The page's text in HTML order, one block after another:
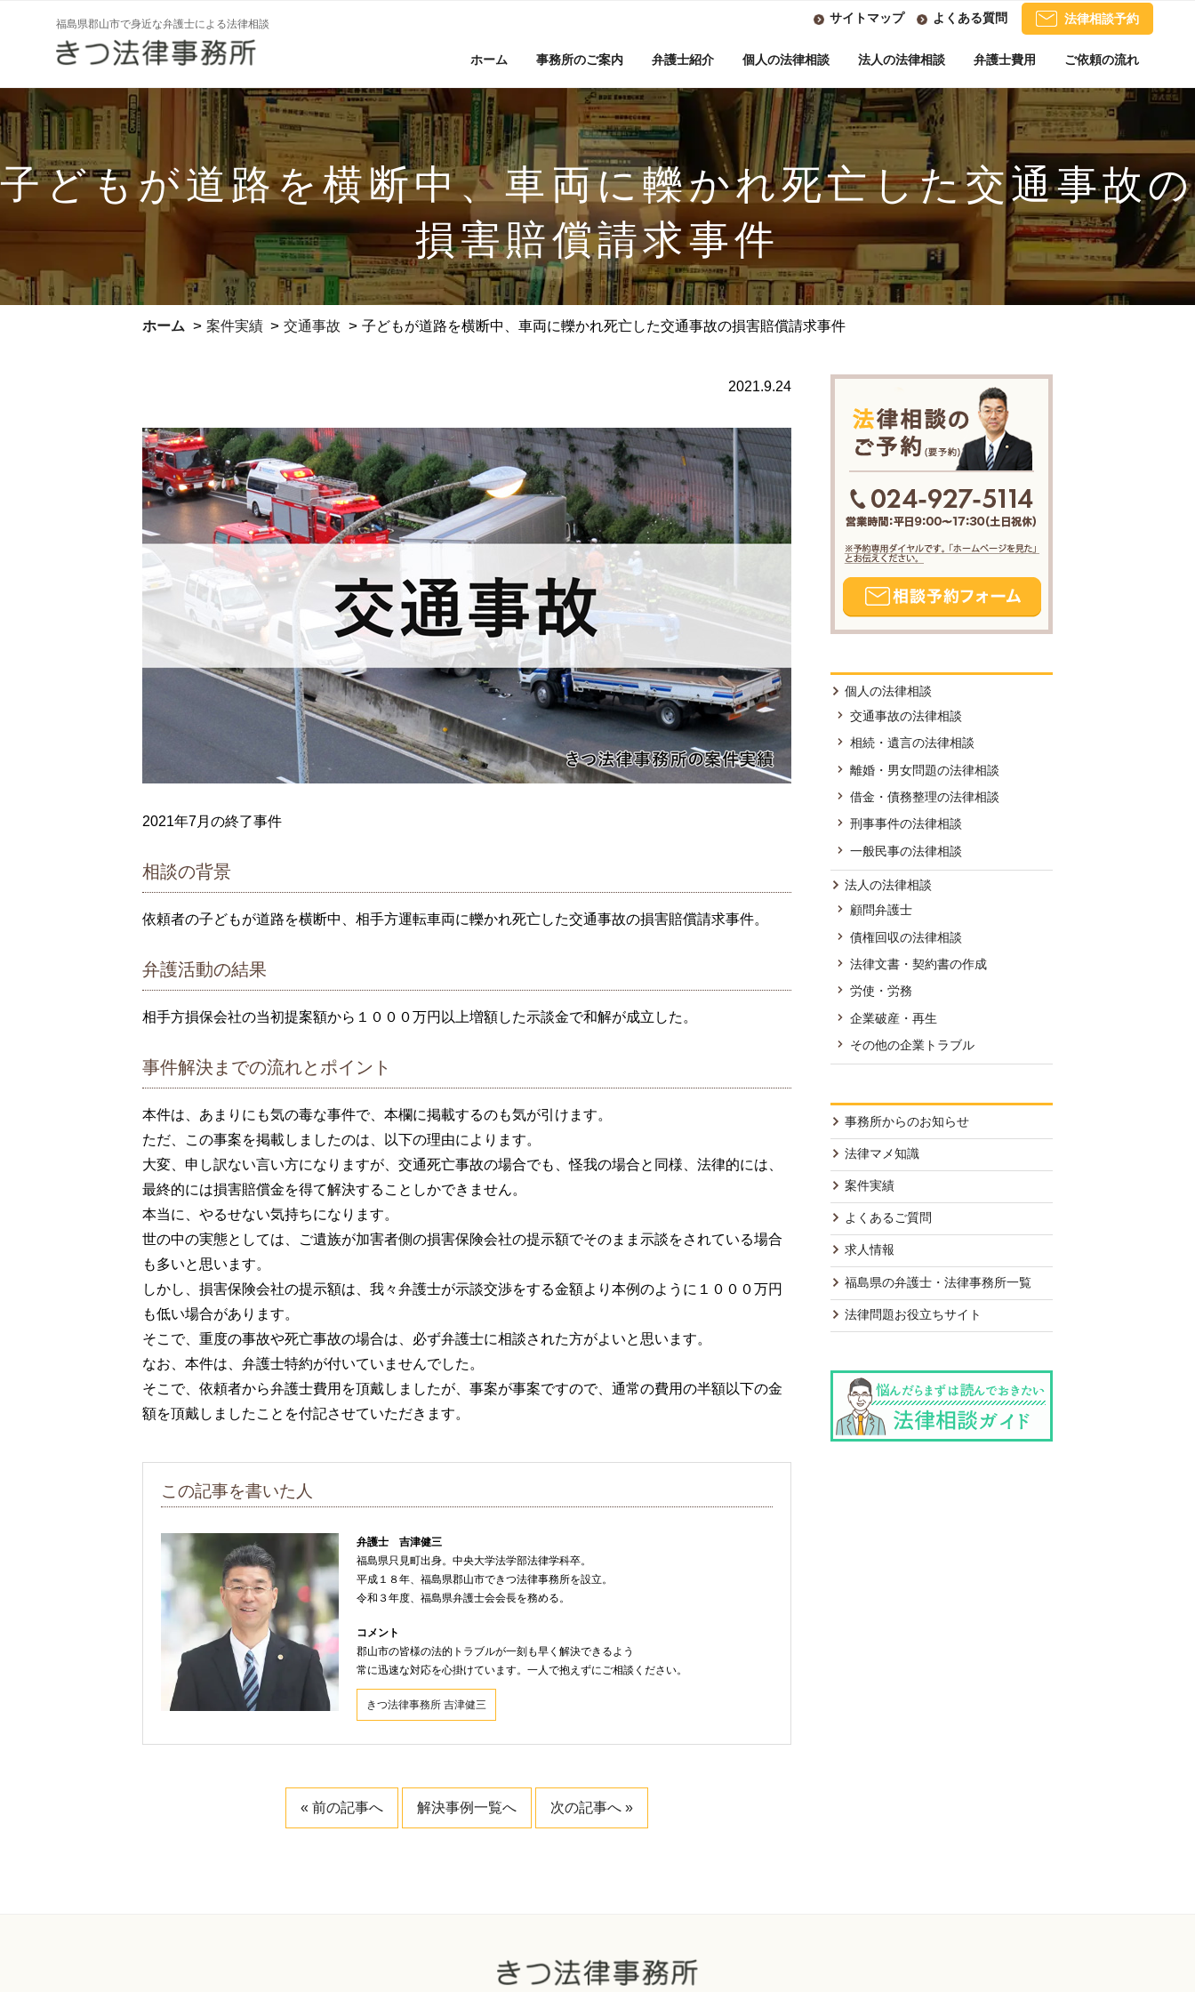
ン
ツ
へ
キ
福島県郡山市で身近な弁護士による法律相談 サイトマップ よくある質問 法律相談予約
ホーム 事務所のご案内 弁護士紹介 個人の法律相談 法人の法律相談 弁護士費用 ご依頼の流れ
子どもが道路を横断中、車両に轢かれ死亡した交通事故の
損害賠償請求事件
ホーム > 案件実績 > 交通事故 > 子どもが道路を横断中、車両に轢かれ死亡した交通事故の損害賠償請求事件
2021.9.24
2021年7月の終了事件
相談の背景
依頼者の子どもが道路を横断中、相手方運転車両に轢かれ死亡した交通事故の損害賠償請求事件。
弁護活動の結果
相手方損保会社の当初提案額から１０００万円以上増額した示談金で和解が成立した。
事件解決までの流れとポイント
本件は、あまりにも気の毒な事件で、本欄に掲載するのも気が引けます。
ただ、この事案を掲載しましたのは、以下の理由によります。
大変、申し訳ない言い方になりますが、交通死亡事故の場合でも、怪我の場合と同様、法律的には、
最終的には損害賠償金を得て解決することしかできません。
本当に、やるせない気持ちになります。
世の中の実態としては、ご遺族が加害者側の損害保険会社の提示額でそのまま示談をされている場合
も多いと思います。
しかし、損害保険会社の提示額は、我々弁護士が示談交渉をする金額より本例のように１０００万円
も低い場合があります。
そこで、重度の事故や死亡事故の場合は、必ず弁護士に相談された方がよいと思います。
なお、本件は、弁護士特約が付いていませんでした。
そこで、依頼者から弁護士費用を頂戴しましたが、事案が事案ですので、通常の費用の半額以下の金
額を頂戴しましたことを付記させていただきます。
この記事を書いた人
弁護士 吉津健三
福島県只見町出身。中央大学法学部法律学科卒。
平成１８年、福島県郡山市できつ法律事務所を設立。
令和３年度、福島県弁護士会会長を務める。
コメント
郡山市の皆様の法的トラブルが一刻も早く解決できるよう
常に迅速な対応を心掛けています。一人で抱えずにご相談ください。
きつ法律事務所 吉津健三
« 前の記事へ 解決事例一覧へ 次の記事へ »
個人の法律相談
交通事故の法律相談
相続・遺言の法律相談
離婚・男女問題の法律相談
借金・債務整理の法律相談
刑事事件の法律相談
一般民事の法律相談
法人の法律相談
顧問弁護士
債権回収の法律相談
法律文書・契約書の作成
労使・労務
企業破産・再生
その他の企業トラブル
事務所からのお知らせ
法律マメ知識
案件実績
よくあるご質問
求人情報
福島県の弁護士・法律事務所一覧
法律問題お役立ちサイト